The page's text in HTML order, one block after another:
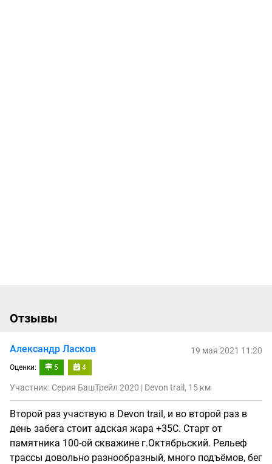
Отзывы
Александр Ласков
Оценки: 5 4
19 мая 2021 11:20
Участник: Серия БашТрейл 2020 | Devon trail, 15 км
Второй раз участвую в Devon trail, и во второй раз в
день забега стоит адская жара +35С. Старт от
памятника 100-ой скважине г.Октябрьский. Рельеф
трассы довольно разнообразный, много подъёмов, бег